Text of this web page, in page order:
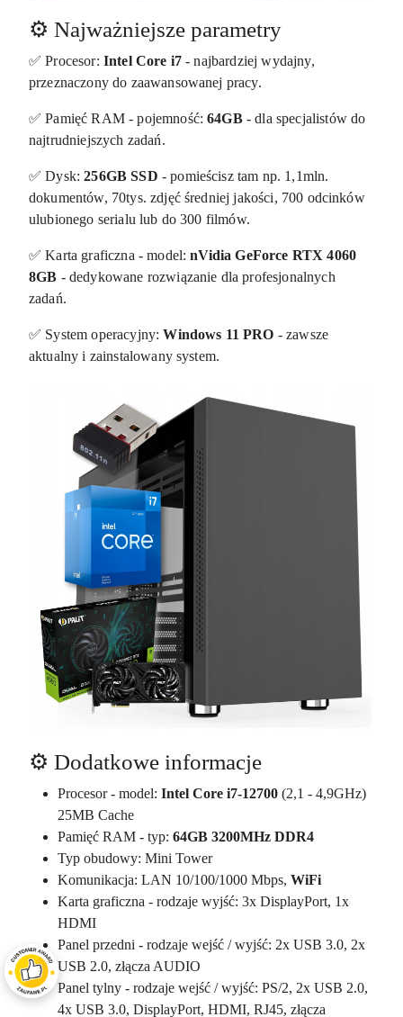
⚙️ Najważniejsze parametry
✅ Procesor: Intel Core i7 - najbardziej wydajny,
przeznaczony do zaawansowanej pracy.
✅ Pamięć RAM - pojemność:64GB- dla specjalistów do
najtrudniejszych zadań.
✅ Dysk:256GB SSD - pomieścisz tam np. 1,1mln.
dokumentów, 70tys. zdjęć średniej jakości, 700 odcinków
ulubionego serialu lub do 300 filmów.
✅ Karta graficzna - model:nVidia GeForce RTX 4060
8GB - dedykowane rozwiązanie dla profesjonalnych
zadań.
✅ System operacyjny:Windows 11 PRO - zawsze
aktualny i zainstalowany system.
⚙️ Dodatkowe informacje
Procesor - model: Intel Core i7-12700 (2,1 - 4,9GHz)
25MB Cache
Pamięć RAM - typ: 64GB 3200MHz DDR4
Typ obudowy: Mini Tower
Komunikacja: LAN 10/100/1000 Mbps, WiFi
Karta graficzna - rodzaje wyjść: 3x DisplayPort, 1x
HDMI
Panel przedni - rodzaje wejść / wyjść: 2x USB 3.0, 2x
USB 2.0, złącza AUDIO
Panel tylny - rodzaje wejść / wyjść: PS/2, 2x USB 2.0,
4x USB 3.0, DisplayPort, HDMI, RJ45, złącza